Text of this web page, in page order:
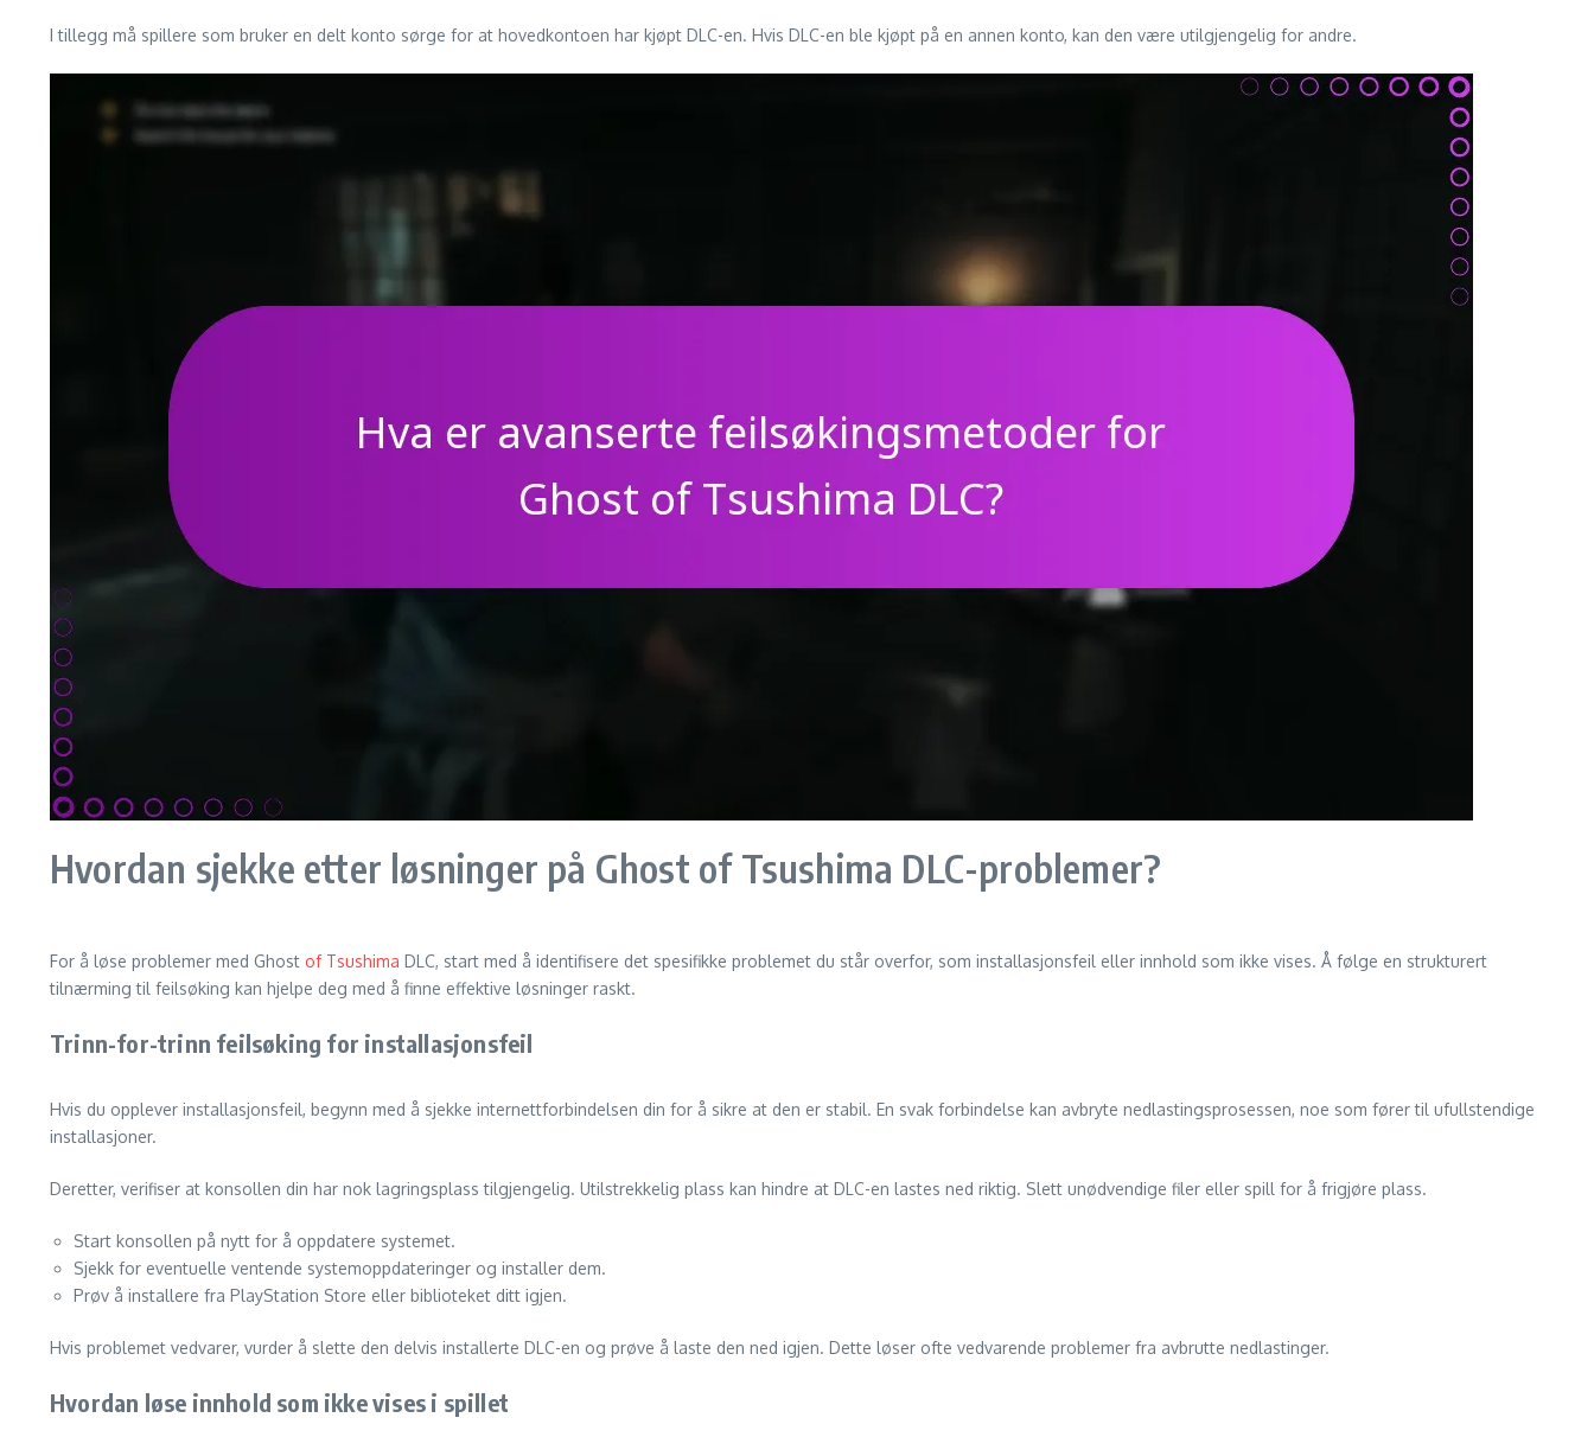
I tillegg må spillere som bruker en delt konto sørge for at hovedkontoen har kjøpt DLC-en. Hvis DLC-en ble kjøpt på en annen konto, kan den være utilgjengelig for andre.
Hvordan sjekke etter løsninger på Ghost of Tsushima DLC-problemer?
For å løse problemer med Ghost of Tsushima DLC, start med å identifisere det spesifikke problemet du står overfor, som installasjonsfeil eller innhold som ikke vises. Å følge en strukturert
tilnærming til feilsøking kan hjelpe deg med å finne effektive løsninger raskt.
Trinn-for-trinn feilsøking for installasjonsfeil
Hvis du opplever installasjonsfeil, begynn med å sjekke internettforbindelsen din for å sikre at den er stabil. En svak forbindelse kan avbryte nedlastingsprosessen, noe som fører til ufullstendige
installasjoner.
Deretter, verifiser at konsollen din har nok lagringsplass tilgjengelig. Utilstrekkelig plass kan hindre at DLC-en lastes ned riktig. Slett unødvendige filer eller spill for å frigjøre plass.
Start konsollen på nytt for å oppdatere systemet.
Sjekk for eventuelle ventende systemoppdateringer og installer dem.
Prøv å installere fra PlayStation Store eller biblioteket ditt igjen.
Hvis problemet vedvarer, vurder å slette den delvis installerte DLC-en og prøve å laste den ned igjen. Dette løser ofte vedvarende problemer fra avbrutte nedlastinger.
Hvordan løse innhold som ikke vises i spillet